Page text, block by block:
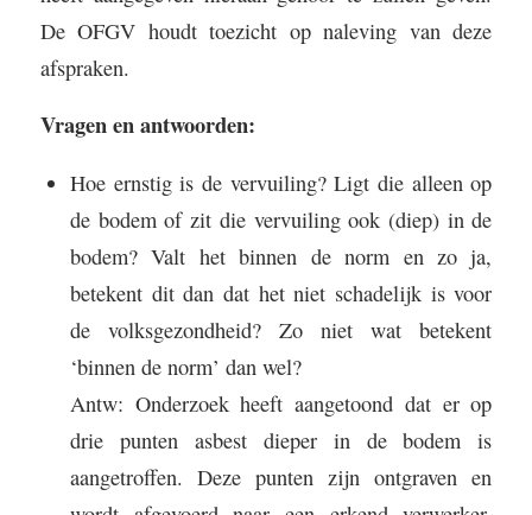
De OFGV houdt toezicht op naleving van deze
afspraken.
Vragen en antwoorden:
Hoe ernstig is de vervuiling? Ligt die alleen op
de bodem of zit die vervuiling ook (diep) in de
bodem? Valt het binnen de norm en zo ja,
betekent dit dan dat het niet schadelijk is voor
de volksgezondheid? Zo niet wat betekent
‘binnen de norm’ dan wel?
Antw: Onderzoek heeft aangetoond dat er op
drie punten asbest dieper in de bodem is
aangetroffen. Deze punten zijn ontgraven en